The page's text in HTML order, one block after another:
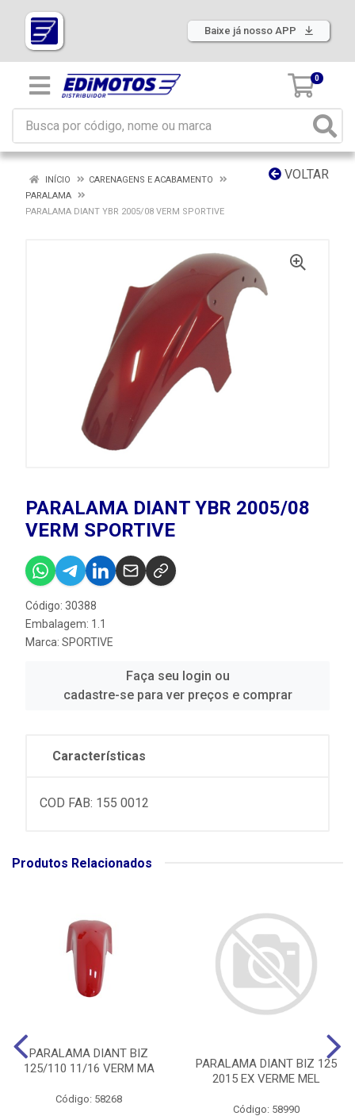
Baixe já nosso APP
0
VOLTAR
INÍCIO
CARENAGENS E ACABAMENTO
PARALAMA
PARALAMA DIANT YBR 2005/08 VERM SPORTIVE
PARALAMA DIANT YBR 2005/08
VERM SPORTIVE
Código: 30388
Embalagem: 1.1
Marca: SPORTIVE
Faça seu login ou
cadastre-se para ver preços e comprar
Características
COD FAB: 155 0012
Produtos Relacionados
PARALAMA DIANT BIZ
125/110 11/16 VERM MA
Código: 58268
PARALAMA DIANT BIZ 125
2015 EX VERME MEL
Código: 58990